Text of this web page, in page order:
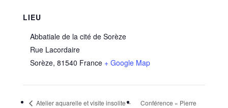
LIEU
Abbatiale de la cité de Sorèze
Rue Lacordaire
Sorèze, 81540 France + Google Map
Atelier aquarelle et visite insolite –
Conférence « Pierre